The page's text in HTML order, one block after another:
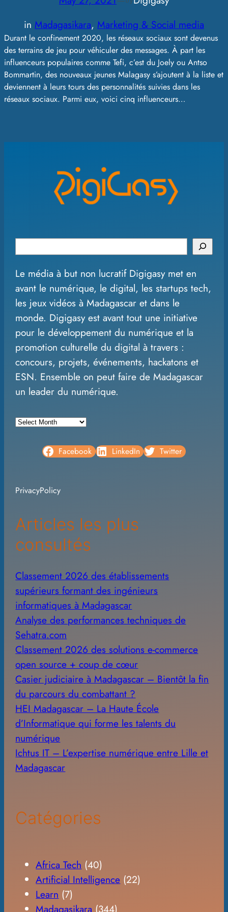
in Madagasikara, Marketing & Social media
Durant le confinement 2020, les réseaux sociaux sont devenus
des terrains de jeu pour véhiculer des messages. À part les
influenceurs populaires comme Tefi, c’est du Joely ou Antso
Bommartin, des nouveaux jeunes Malagasy s’ajoutent à la liste et
deviennent à leurs tours des personnalités suivies dans les
réseaux sociaux. Parmi eux, voici cinq influenceurs…
e
a
r
c
h
Le média à but non lucratif Digigasy met en
avant le numérique, le digital, les startups tech,
les jeux vidéos à Madagascar et dans le
monde. Digigasy est avant tout une initiative
pour le développement du numérique et la
promotion culturelle du digital à travers :
concours, projets, événements, hackatons et
ESN. Ensemble on peut faire de Madagascar
un leader du numérique.
A
v
s
Facebook LinkedIn Twitter
PrivacyPolicy
Articles les plus
consultés
Classement 2026 des établissements
supérieurs formant des ingénieurs
informatiques à Madagascar
Analyse des performances techniques de
Sehatra.com
Classement 2026 des solutions e-commerce
open source + coup de cœur
Casier judiciaire à Madagascar – Bientôt la fin
du parcours du combattant ?
HEI Madagascar – La Haute École
d’Informatique qui forme les talents du
numérique
Ichtus IT – L’expertise numérique entre Lille et
Madagascar
Catégories
Africa Tech (40)
Artificial Intelligence (22)
Learn (7)
Madagasikara (344)